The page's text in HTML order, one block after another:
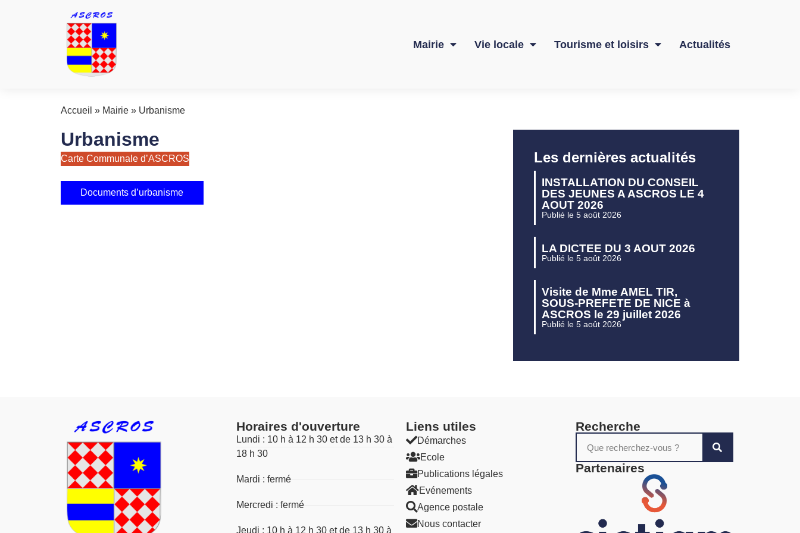
Mairie Vie locale Tourisme et loisirs Actualités
Accueil » Mairie » Urbanisme
Urbanisme
Carte Communale d’ASCROS
Documents d’urbanisme
Les dernières actualités
INSTALLATION DU CONSEIL
DES JEUNES A ASCROS LE 4
AOUT 2026
Publié le 5 août 2026
LA DICTEE DU 3 AOUT 2026
Publié le 5 août 2026
Visite de Mme AMEL TIR,
SOUS-PREFETE DE NICE à
ASCROS le 29 juillet 2026
Publié le 5 août 2026
Horaires d'ouverture
Lundi : 10 h à 12 h 30 et de 13 h 30 à
18 h 30
Mardi : fermé
Mercredi : fermé
Jeudi : 10 h à 12 h 30 et de 13 h 30 à
Liens utiles​
Démarches
Ecole
Publications légales
Evénements
Agence postale
Nous contacter
Recherche
Partenaires